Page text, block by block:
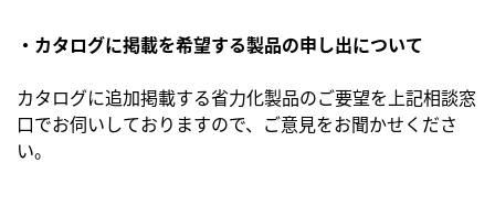
・カタログに掲載を希望する製品の申し出について
カタログに追加掲載する省力化製品のご要望を上記相談窓
口でお伺いしておりますので、ご意見をお聞かせくださ
い。